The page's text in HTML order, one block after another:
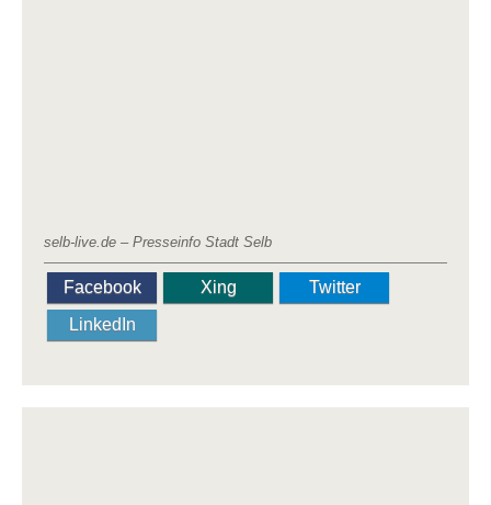
selb-live.de – Presseinfo Stadt Selb
Facebook Xing
Twitter
LinkedIn